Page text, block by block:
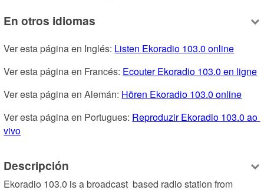
En otros idiomas
Ver esta página en Inglés: Listen Ekoradio 103.0 online
Ver esta página en Francés: Ecouter Ekoradio 103.0 en ligne
Ver esta página en Alemán: Hören Ekoradio 103.0 online
Ver esta página en Portugues: Reproduzir Ekoradio 103.0 ao
vivo
Descripción
Ekoradio 103.0 is a broadcast  based radio station from